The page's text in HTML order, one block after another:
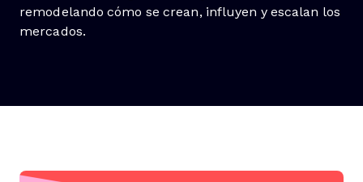
remodelando cómo se crean, influyen y escalan los
mercados.